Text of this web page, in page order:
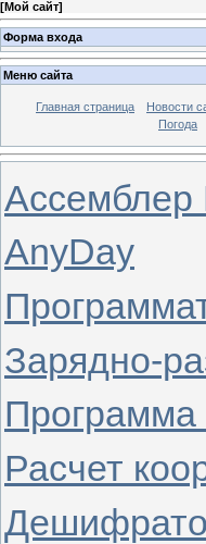
[Мой сайт]
Форма входа
Меню сайта
Главная страница Новости
Погода
Ассемблер
AnyDay
Зарядно-
Программа
Расчет